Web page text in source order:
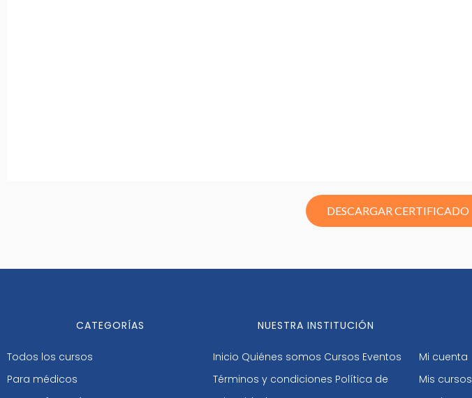
DESCARGAR CERTIFICADO
CATEGORÍAS
Todos los cursos
Para médicos
NUESTRA INSTITUCIÓN
Inicio Quiénes somos Cursos Eventos
Términos y condiciones Política de
Mi cuenta
Mis cursos